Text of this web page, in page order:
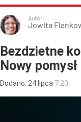
Autor:
Jowita
Bezdzietne
Nowy
Dodano: 24 lipca 7:20